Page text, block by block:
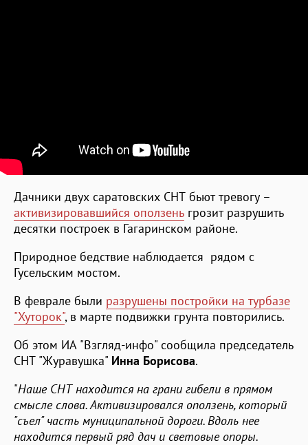
Дачники двух саратовских СНТ бьют тревогу –
активизировавшийся оползень грозит разрушить
десятки построек в Гагаринском районе.
Природное бедствие наблюдается рядом с
Гусельским мостом.
В феврале были разрушены постройки на турбазе
"Хуторок", в марте подвижки грунта повторились.
Об этом ИА "Взгляд-инфо" сообщила председатель
СНТ "Журавушка" Инна Борисова.
"Наше СНТ находится на грани гибели в прямом
смысле слова. Активизировался оползень, который
"съел" часть муниципальной дороги. Вдоль нее
находится первый ряд дач и световые опоры.